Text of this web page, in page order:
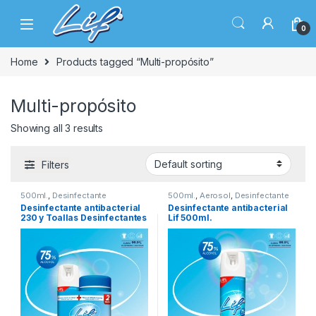
Skip to navigation
0
Home Products tagged “Multi-propósito”
Multi-propósito
Showing all 3 results
Filters
500ml. Desinfectante
antibacterial Hogar ,
Multipropósito, Superficies,
Toallas desinfectantes,Toallitas
húmedas
Desinfectante antibacterial
230 y Toallas Desinfectantes
500ml. Aerosol Desinfectante
antibacterial Hogar ,
Multipropósito, Superficies
Desinfectante antibacterial
Lif 500ml.